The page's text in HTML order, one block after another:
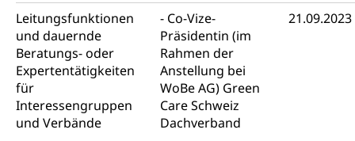
Leitungsfunktionen
und dauernde
Beratungs- oder
Expertentätigkeiten
für
Interessengruppen
und Verbände
Co-Vize-
Präsidentin (im
Rahmen der
Anstellung bei
WoBe AG) Green
Care Schweiz
Dachverband
21.09.2023
Zentralschweizer Filmförderung
Schiene und öffentlicher Verkehr
Schienenverkehr, Zugverkehr, Bahnverkehr,
Transportmittel, öffentlicher Verkehr
Verkehrsverbund Luzern VVL
Öffentlicher Verkehr Luzern Mobil
Schifffahrt
Schiffsverkehr, Binnenschifffahrt, Seeschifffahrt,